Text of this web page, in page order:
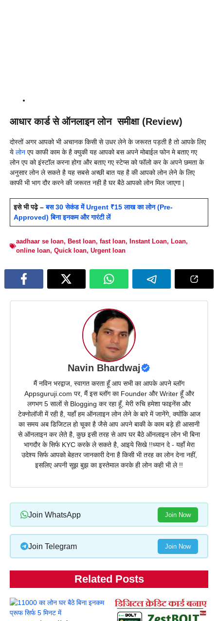
आधार कार्ड से ऑनलाइन लोन समीक्षा (Review)
दोस्तों अगर आपको भी अचानक किसी से उधर लेने के जरूरत पड़ती है तो आपके लिए
ये लोन एप काफी काम के है क्युकी यह आपको बस अपने मोबाईल फोन मे बताए गए
लोन एप को इंस्टॉल करना होगा और बताए गए स्टेप्स को फॉलो कर के अपने छमता के
अनुसार लोन ले सकते है यह सबसे अच्छी बात यह है की आपको लोन लेने के लिए
काफी भी भाग दौर करने की जरूरत नही है घर बैठे आपको लोन मिल जाएगा |
इसे भी पढ़े –बस 30 सेकंड में Urgent ₹15 लाख का लोन (Pre-
Approved) बिना इनकम और गारंटी लें
aadhaar se loan, Best loan, fast loan, Instant Loan, Loan,
online loan, Quick loan, Urgent loan
Navin Bhardwaj
मैं नविन भरद्वाज, स्वागत करता हूँ आप सभी का आपके अपने ब्लॉग
Appsguruji.com पर, मैं इस ब्लॉग का Founder और Writer हूँ और
लगभग 5 सालों से Blogging कर रहा हूँ, मेरी रुचि हमेशा फाइनेंस और
टेक्नोलॉजी में रही है, यहाँ हम ऑनलाइन लोन लेने के बारे में जानेंगे, क्योंकि आज
का समय अब डिजिटल हो चूका है जैसे आप अपने बाकी के काम बड़े ही आसानी
से ऑनलाइन कर लेते है, कुछ इसी तरह से आप घर बैठे ऑनलाइन लोन भी बिना
भागदौर के सिर्फ KYC करके ले सकते है, आइये सिखे !!ध्यान दे - यहाँ मेरा
उदेश्य सिर्फ आपको बेहतर जानकारी देना है किसी भी तरह का लोन देना नहीं,
इसलिए अपनी सूझ बुझ का इस्तेमाल करके ही लोन कही भी ले !!
Join WhatsApp Join Now
Join Telegram Join Now
Related Posts